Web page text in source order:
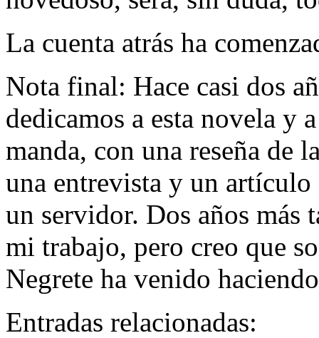
La cuenta atrás ha
Nota final: Hace casi dos
dedicamos a esta novela y
manda, con una reseña de
una entrevista y un artículo
un servidor. Dos años más
mi trabajo, pero creo que
Negrete ha venido
Entradas relacionadas: